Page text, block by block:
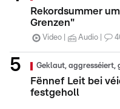
Rekordsummer
Grenzen"
Video Audio
Geklaut, aggresséiert,
Fënnef Leit bei
festgeholl